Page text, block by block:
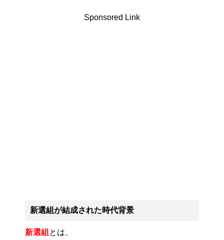
Sponsored Link
新選組が結成された時代背景
新選組 とは、